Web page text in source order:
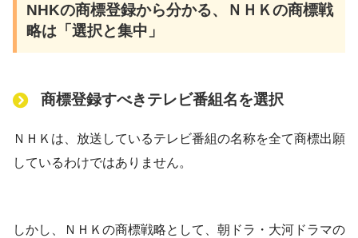
NHKの商標登録から分かる、ＮＨＫの商標戦
略は「選択と集中」
商標登録すべきテレビ番組名を選択
ＮＨＫは、放送しているテレビ番組の名称を全て商標出願
しているわけではありません。
しかし、ＮＨＫの商標戦略として、朝ドラ・大河ドラマの